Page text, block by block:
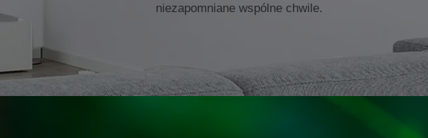
niezapomniane wspólne chwile.